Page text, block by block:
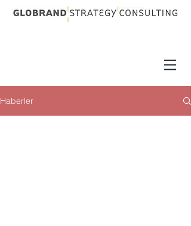
Haberler